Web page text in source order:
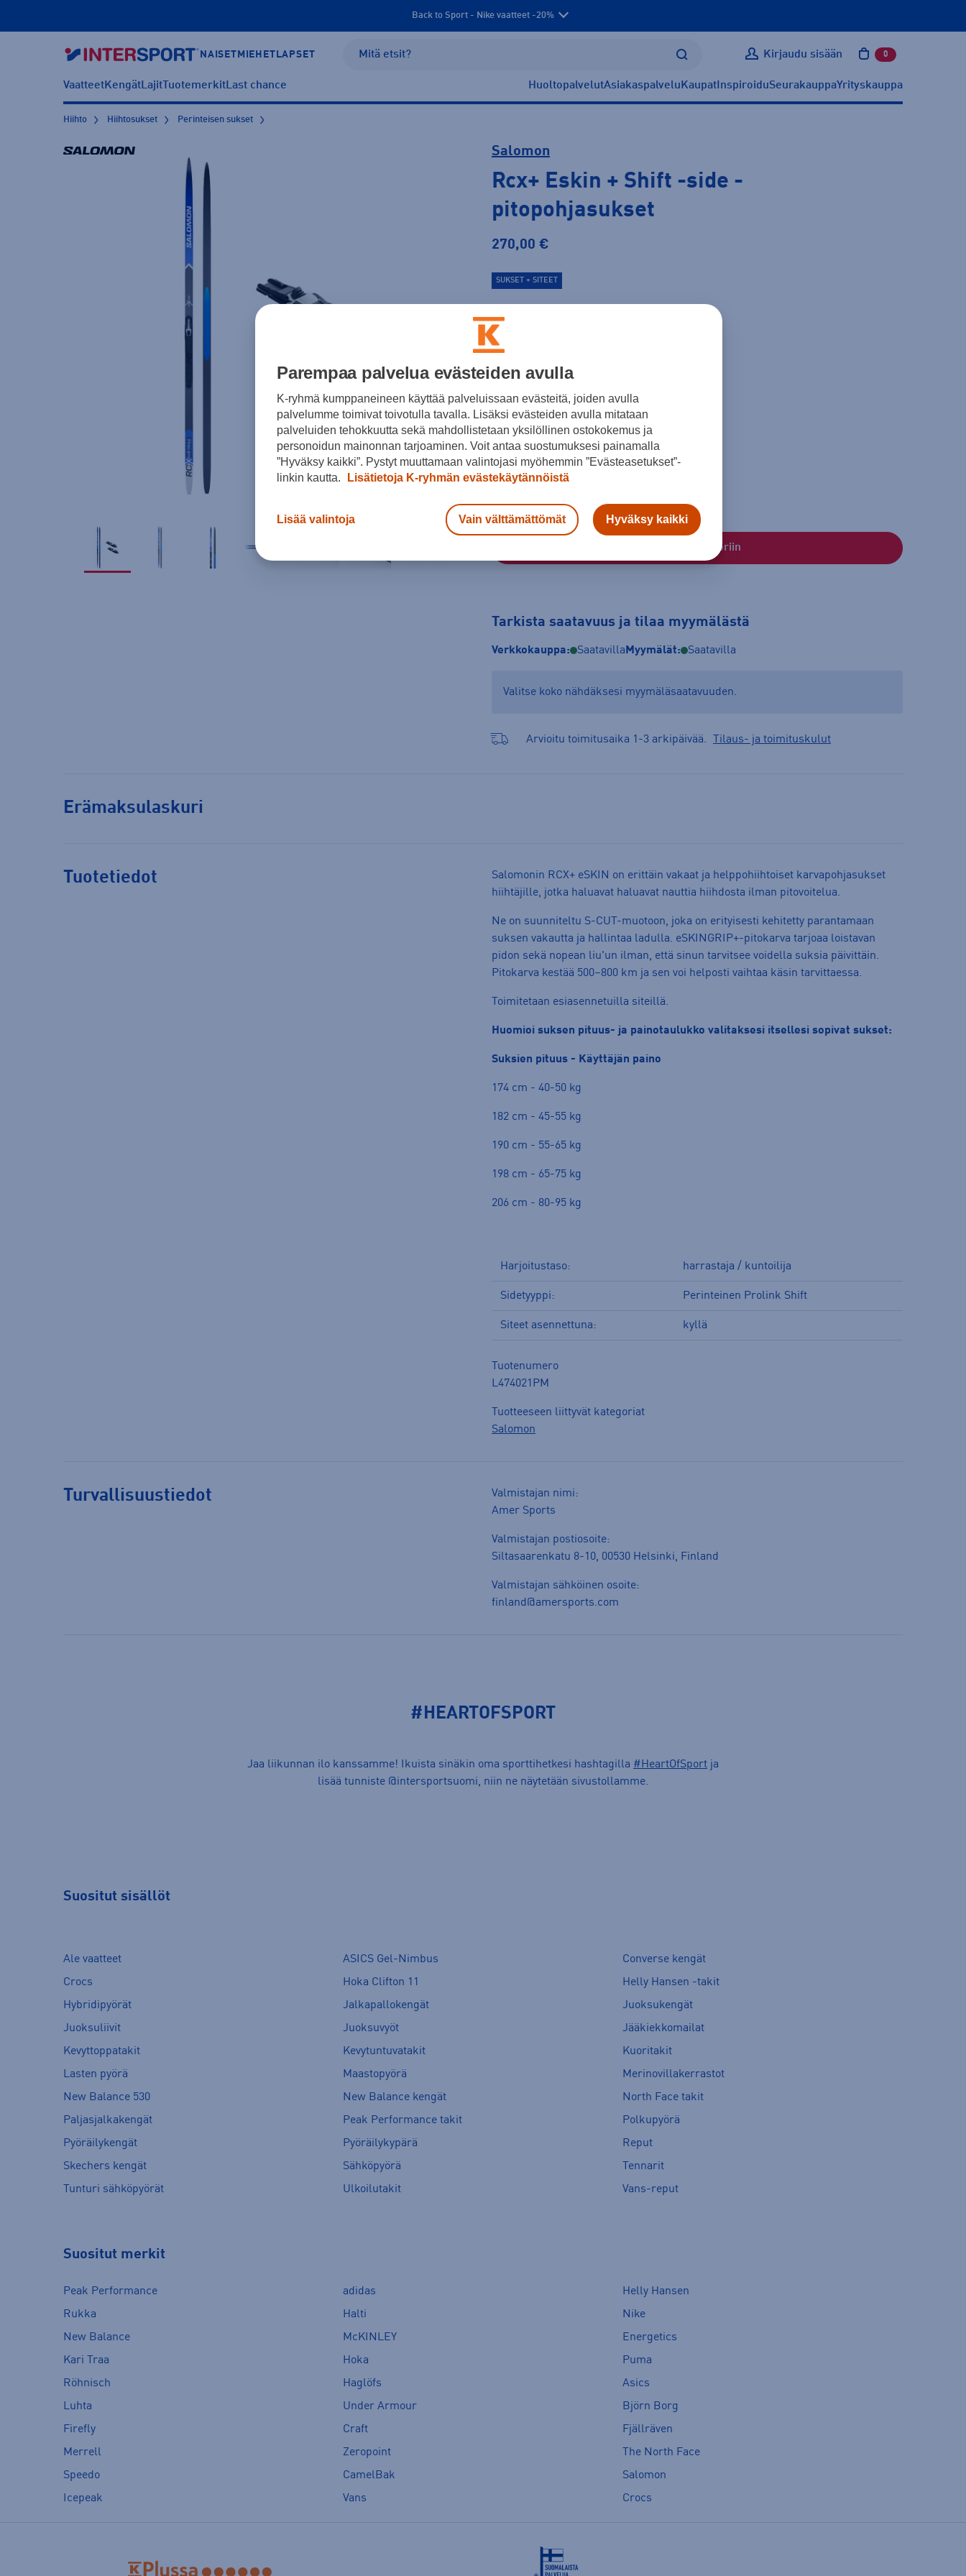
Back to Sport - Nike vaatteet -20%
NAISET MIEHET LAPSET Kirjaudu sisään 0 tuotetta
VaatteetKengätLajitTuotemerkitLast chance HuoltopalvelutAsiakaspalvelu Kaupat InspiroiduSeurakauppaYrityskauppa
Hiihto Hiihtosukset Perinteisen sukset
Salomon
Rcx+ Eskin + Shift -side -
pitopohjasukset
270,00 €
SUKSET + SITEET
Suksien valintaopas
Hiihtäjän pituus
cm
Hiihtäjän paino
kg
Mihin tietoja tarvitaan?
Lisää ostoskoriin
Tarkista saatavuus ja tilaa myymälästä
Verkkokauppa: Saatavilla Myymälät: Saatavilla
Valitse koko nähdäksesi myymäläsaatavuuden.
Arvioitu toimitusaika 1-3 arkipäivää. Tilaus- ja toimituskulut
Erämaksulaskuri
Tuotetiedot
Salomonin RCX+ eSKIN on erittäin vakaat ja helppohiihtoiset karvapohjasukset
hiihtäjille, jotka haluavat haluavat nauttia hiihdosta ilman pitovoitelua.
Ne on suunniteltu S-CUT-muotoon, joka on erityisesti kehitetty parantamaan
suksen vakautta ja hallintaa ladulla. eSKINGRIP+-pitokarva tarjoaa loistavan
pidon sekä nopean liu'un ilman, että sinun tarvitsee voidella suksia päivittäin.
Pitokarva kestää 500–800 km ja sen voi helposti vaihtaa käsin tarvittaessa.
Toimitetaan esiasennetuilla siteillä.
Huomioi suksen pituus- ja painotaulukko valitaksesi itsellesi sopivat sukset:
Suksien pituus - Käyttäjän paino
174 cm - 40-50 kg
182 cm - 45-55 kg
190 cm - 55-65 kg
198 cm - 65-75 kg
206 cm - 80-95 kg
Harjoitustaso: harrastaja / kuntoilija
Sidetyyppi: Perinteinen Prolink Shift
Siteet asennettuna: kyllä
Tuotenumero
L474021PM
Tuotteeseen liittyvät kategoriat
Salomon
Turvallisuustiedot
Valmistajan nimi:
Amer Sports
Valmistajan postiosoite:
Siltasaarenkatu 8-10, 00530 Helsinki, Finland
Valmistajan sähköinen osoite:
finland@amersports.com
#HEARTOFSPORT
Jaa liikunnan ilo kanssamme! Ikuista sinäkin oma sporttihetkesi hashtagilla #HeartOfSport ja
lisää tunniste @intersportsuomi, niin ne näytetään sivustollamme.
Suositut sisällöt
Ale vaatteet ASICS Gel-Nimbus
Converse kengät
Crocs
Hoka Clifton 11
Helly Hansen -takit
Hybridipyörät
Jalkapallokengät
Juoksukengät
Juoksuliivit
Juoksuvyöt
Jääkiekkomailat
Kevyttoppatakit
Kevytuntuvatakit
Kuoritakit
Lasten pyörä
Maastopyörä
Merinovillakerrastot
New Balance 530
New Balance kengät
North Face takit
Paljasjalkakengät
Peak Performance takit
Polkupyörä
Pyöräilykengät
Pyöräilykypärä
Reput
Skechers kengät
Sähköpyörä
Tennarit
Tunturi sähköpyörät
Ulkoilutakit Vans-reput
Suositut merkit
Peak Performance adidas
Helly Hansen
Rukka
Halti
Nike
New Balance
McKINLEY
Energetics
Kari Traa
Hoka
Puma
Röhnisch
Haglöfs
Asics
Luhta
Under Armour
Björn Borg
Firefly
Craft
Fjällräven
Merrell
Zeropoint
The North Face
Speedo
CamelBak
Salomon
Icepeak
Vans Crocs
Parempaa palvelua evästeiden avulla
K-ryhmä kumppaneineen käyttää palveluissaan evästeitä, joiden avulla
palvelumme toimivat toivotulla tavalla. Lisäksi evästeiden avulla mitataan
palveluiden tehokkuutta sekä mahdollistetaan yksilöllinen ostokokemus ja
personoidun mainonnan tarjoaminen. Voit antaa suostumuksesi painamalla
”Hyväksy kaikki”. Pystyt muuttamaan valintojasi myöhemmin ”Evästeasetukset”-
linkin kautta.
Lisätietoja K-ryhmän evästekäytännöistä
Lisää valintoja Vain välttämättömät Hyväksy kaikki